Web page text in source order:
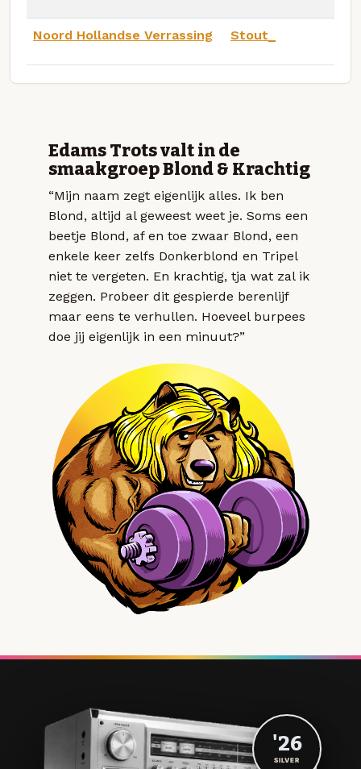
Noord Hollandse Verrassing Stout_
Edams Trots valt in de
smaakgroep Blond & Krachtig
“Mijn naam zegt eigenlijk alles. Ik ben
Blond, altijd al geweest weet je. Soms een
beetje Blond, af en toe zwaar Blond, een
enkele keer zelfs Donkerblond en Tripel
niet te vergeten. En krachtig, tja wat zal ik
zeggen. Probeer dit gespierde berenlijf
maar eens te verhullen. Hoeveel burpees
doe jij eigenlijk in een minuut?”
'26
SILVER